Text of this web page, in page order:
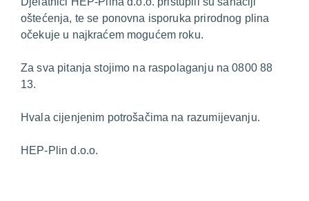
oštećenja, te se ponovna isporuka prirodnog plina
očekuje u najkraćem mogućem roku.
Za sva pitanja stojimo na raspolaganju na 0800 88
13.
Hvala cijenjenim potrošačima na razumijevanju.
HEP-Plin d.o.o.